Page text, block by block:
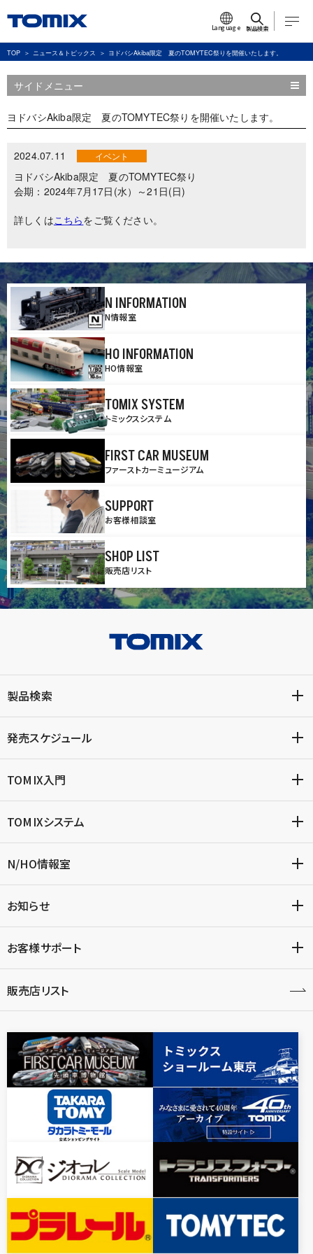
Language 製品検索
TOP ニュース＆トピックス ヨドバシAkiba限定 夏のTOMYTEC祭りを開催いたします。
サイドメニュー
ヨドバシAkiba限定 夏のTOMYTEC祭りを開催いたします。
2024.07.11 イベント
ヨドバシAkiba限定 夏のTOMYTEC祭り
会期：2024年7月17日(水）～21日(日)
詳しくはこちらをご覧ください。
N INFORMATION
N情報室
HO INFORMATION
HO情報室
TOMIX SYSTEM
トミックスシステム
FIRST CAR MUSEUM
ファーストカーミュージアム
SUPPORT
お客様相談室
SHOP LIST
販売店リスト
製品検索
発売スケジュール
TOMIX入門
TOMIXシステム
N/HO情報室
お知らせ
お客様サポート
販売店リスト